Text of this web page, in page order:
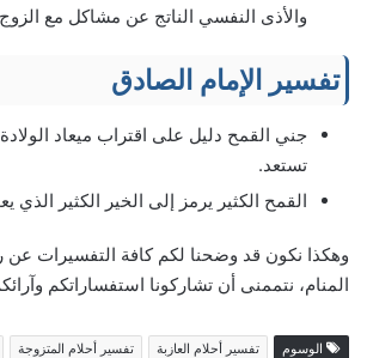
والأذى النفسي الناتج عن مشاكل مع
تفسير الإمام الصادق
جني القمح دليل على اقتراب ميعاد
تستعد.
القمح الكثير يرمز إلى الخير الكثير الذي
وهكذا نكون قد وضحنا لكم كافة التفسيرات عن
المنام، نتممنى أن تشاركونا استفساراتكم
الوسوم تفسير أحلام العازبة تفسير أحلام المتزوجة